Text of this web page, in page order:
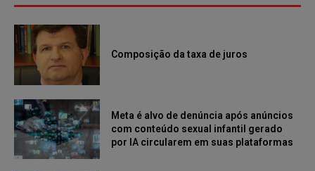
Composição da taxa de juros
Meta é alvo de denúncia após anúncios
com conteúdo sexual infantil gerado
por IA circularem em suas plataformas